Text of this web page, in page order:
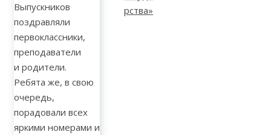
Выпускников
поздравляли
первоклассники,
преподаватели
и родители.
Ребята же, в свою
очередь,
порадовали всех
яркими номерами и